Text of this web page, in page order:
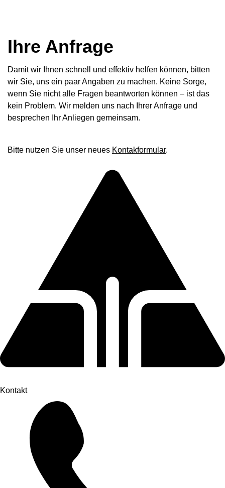
Ihre Anfrage
Damit wir Ihnen schnell und effektiv helfen können, bitten
wir Sie, uns ein paar Angaben zu machen. Keine Sorge,
wenn Sie nicht alle Fragen beantworten können – ist das
kein Problem. Wir melden uns nach Ihrer Anfrage und
besprechen Ihr Anliegen gemeinsam.
Bitte nutzen Sie unser neues Kontakformular.
Kontakt